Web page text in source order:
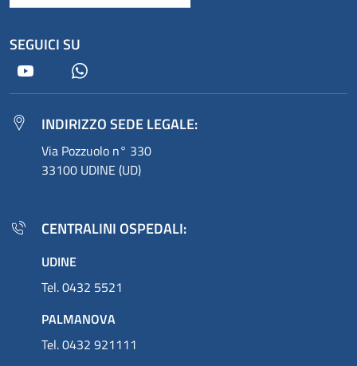
SEGUICI SU
Youtube
INDIRIZZO SEDE LEGALE:
Via Pozzuolo n° 330
33100 UDINE (UD)
CENTRALINI OSPEDALI:
UDINE
Tel. 0432 5521
PALMANOVA
Tel. 0432 921111